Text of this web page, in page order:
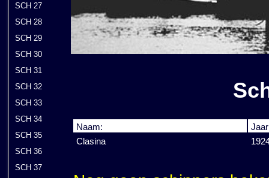
SCH 27
SCH 28
SCH 29
SCH 30
SCH 31
SCH 32
SCH 33
SCH 34
SCH 35
SCH 36
SCH 37
Naam:
Clasina